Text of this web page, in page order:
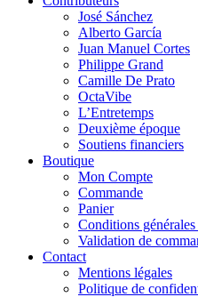
José Sánchez
Alberto García
Juan Manuel Cortes
Philippe Grand
Camille De Prato
OctaVibe
L’Entretemps
Deuxième époque
Soutiens financiers
Boutique
Mon Compte
Commande
Panier
Conditions
Validation de
Contact
Mentions légales
Politique de